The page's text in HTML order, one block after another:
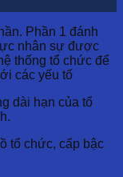
Phần 1 đánh
nhân sự được
thống tổ chức để
các yếu tố
dài hạn của tổ
tổ chức, cấp bậc